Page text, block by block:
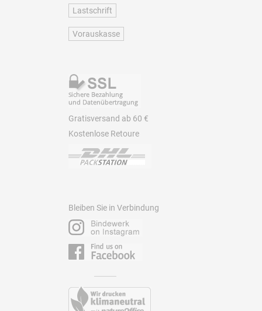
Lastschrift
Vorauskasse
Gratisversand ab 60 €
Kostenlose Retoure
Bleiben Sie in Verbindung